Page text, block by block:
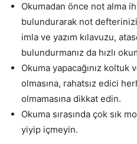
Okumadan önce not alma
bulundurarak not
imla ve yazım kılavuzu,
bulundurmanız da hızlı
Okuma yapacağınız
olmasına, rahatsız edici
olmamasına dikkat edin.
Okuma sırasında çok sık
yiyip içmeyin.